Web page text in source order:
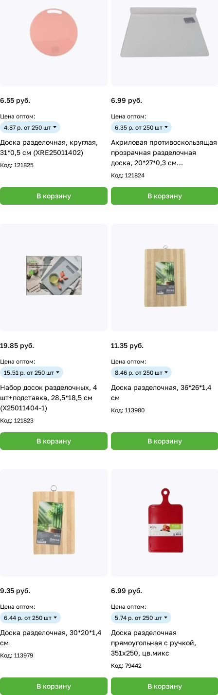
6.55 руб.
Цена оптом:
4.87 р. от 250 шт
Доска разделочная, круглая,
31*0,5 см (XRE25011402)
Код: 121825
В корзину
6.99 руб.
Цена оптом:
6.35 р. от 250 шт
Акриловая противоскользящая
прозрачная разделочная
доска, 20*27*0,3 см
(X25011410)
Код: 121824
В корзину
19.85 руб.
Цена оптом:
15.51 р. от 250 шт
Набор досок разделочных, 4
шт+подставка, 28,5*18,5 см
(X25011404-1)
Код: 121823
В корзину
11.35 руб.
Цена оптом:
8.46 р. от 250 шт
Доска разделочная, 36*26*1,4
см
Код: 113980
В корзину
9.35 руб.
Цена оптом:
6.44 р. от 250 шт
Доска разделочная, 30*20*1,4
см
Код: 113979
В корзину
6.99 руб.
Цена оптом:
5.74 р. от 250 шт
Доска разделочная
прямоугольная c ручкой,
351х250, цв.микс
Код: 79442
В корзину